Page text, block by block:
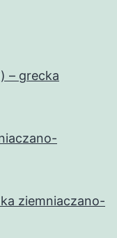
– grecka
ziemniaczano-